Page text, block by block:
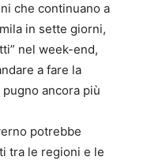
che continuano a
in sette giorni,
nel week-end,
a fare la
ancora più
potrebbe
tra le regioni e le